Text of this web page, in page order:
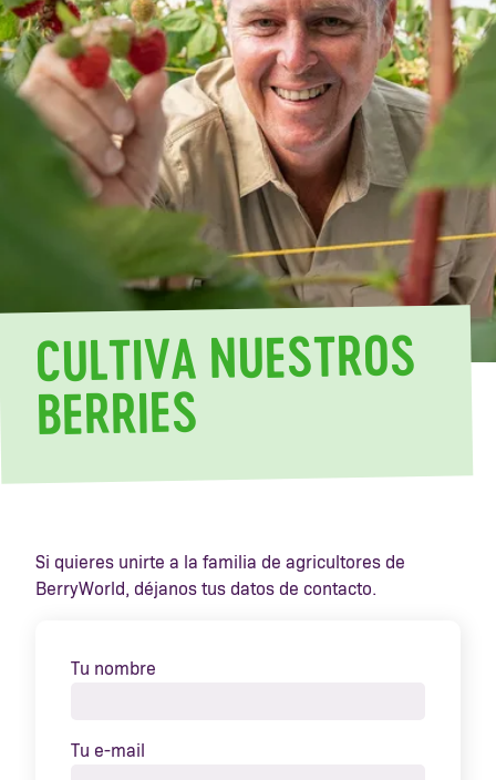
CULTIVA NUESTROS
BERRIES
Si quieres unirte a la familia de agricultores de
BerryWorld, déjanos tus datos de contacto.
Tu nombre
Tu e-mail